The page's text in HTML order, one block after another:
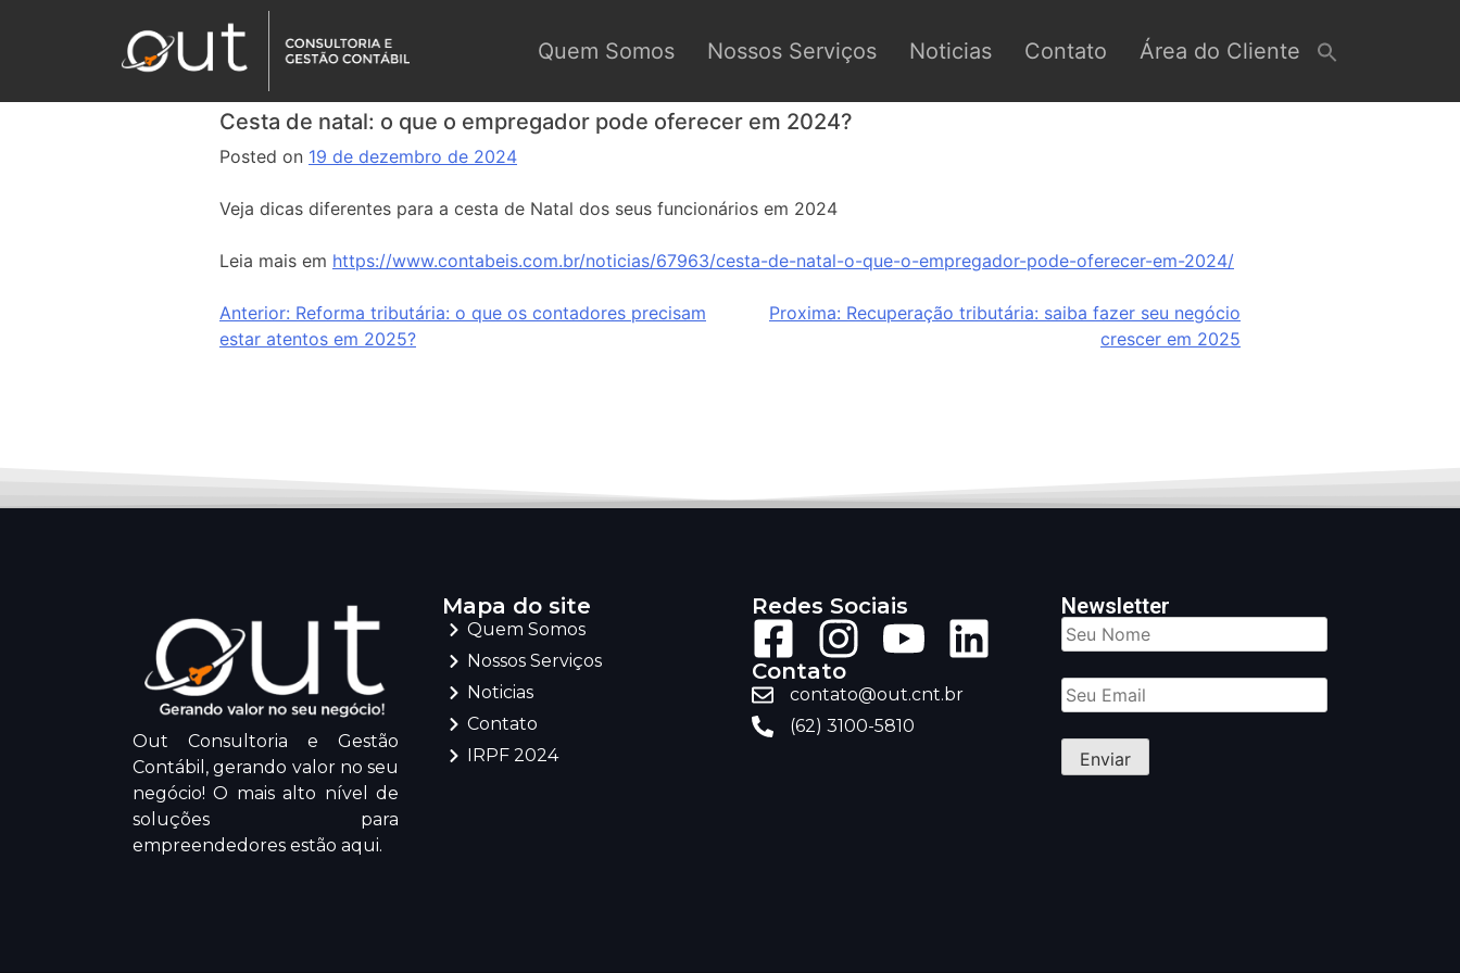
Quem Somos Nossos Serviços Noticias Contato Área do Cliente
Cesta de natal: o que o empregador pode oferecer em 2024?
Posted on 19 de dezembro de 2024
Veja dicas diferentes para a cesta de Natal dos seus funcionários em 2024
Leia mais em https://www.contabeis.com.br/noticias/67963/cesta-de-natal-o-que-o-empregador-pode-oferecer-em-2024/
Anterior: Reforma tributária: o que os contadores precisam
estar atentos em 2025?
Proxima: Recuperação tributária: saiba fazer seu negócio
crescer em 2025
Out Consultoria e Gestão
Contábil, gerando valor no seu
negócio! O mais alto nível de
soluções para
empreendedores estão aqui.
Mapa do site
Quem Somos
Nossos Serviços
Noticias
Contato
IRPF 2024
Redes Sociais
Contato
contato@out.cnt.br
(62) 3100-5810
Newsletter